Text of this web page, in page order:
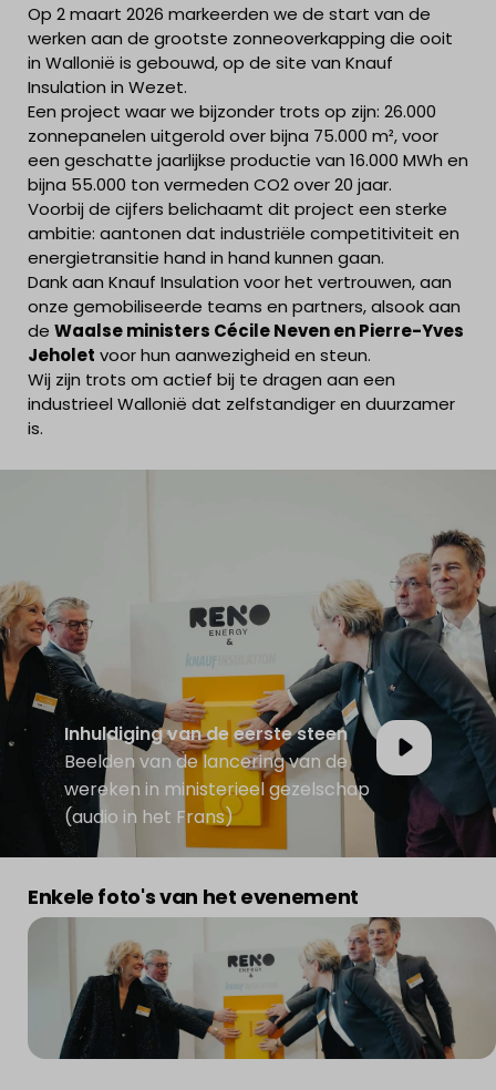
Op 2 maart 2026 markeerden we de start van de
werken aan de grootste zonneoverkapping die ooit
in Wallonië is gebouwd, op de site van Knauf
Insulation in Wezet.
Een project waar we bijzonder trots op zijn: 26.000
zonnepanelen uitgerold over bijna 75.000 m², voor
een geschatte jaarlijkse productie van 16.000 MWh en
bijna 55.000 ton vermeden CO2 over 20 jaar.
Voorbij de cijfers belichaamt dit project een sterke
ambitie: aantonen dat industriële competitiviteit en
energietransitie hand in hand kunnen gaan.
Dank aan Knauf Insulation voor het vertrouwen, aan
onze gemobiliseerde teams en partners, alsook aan
de Waalse ministers Cécile Neven en Pierre-Yves
Jeholet voor hun aanwezigheid en steun.
Wij zijn trots om actief bij te dragen aan een
industrieel Wallonië dat zelfstandiger en duurzamer
is.
Inhuldiging van de eerste steen
Beelden van de lancering van de
wereken in ministerieel gezelschap
(audio in het Frans)
Enkele foto's van het evenement